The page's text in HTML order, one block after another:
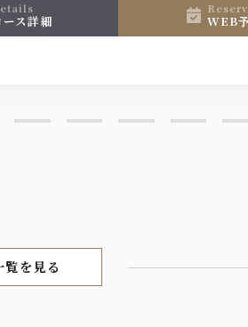
details
コース詳細 WEB
覧を見る